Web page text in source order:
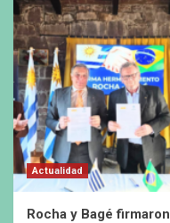
Actualidad
Rocha y Bagé firmaron